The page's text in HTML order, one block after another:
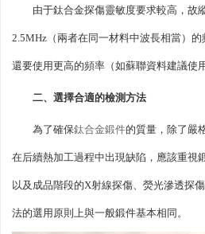
由于鈦合金探傷靈敏度要求較高，故
2.5MHz（兩者在同一材料中波長相當）
還要使用更高的頻率（如蘇聯資料建議使
二、選擇合適的檢測方法
為了確保鈦合金鍛件的質量，除了嚴
在后續熱加工過程中出現缺陷，應該重視
以及成品階段的X射線探傷、熒光滲透探
法的選用原則上與一般鍛件基本相同。